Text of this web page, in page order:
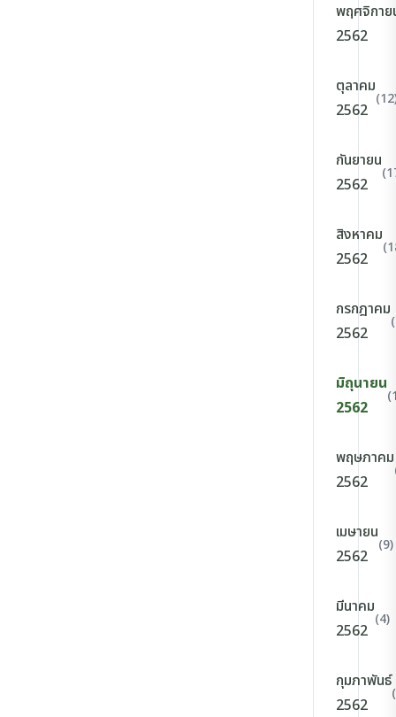
พฤศจิกาย
2562
ตุลาคม
2562
กันยายน
2562
สิงหาคม
2562
กรกฎาคม
2562
มิถุนายน
2562
พฤษภาคม
2562
เมษายน
2562
(9)
มีนาคม
2562
(4)
กุมภาพันธ์
2562